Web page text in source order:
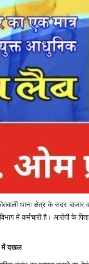
थाना क्षेत्र के सदर
में कर्मचारी है। आरोपी के
में दखल